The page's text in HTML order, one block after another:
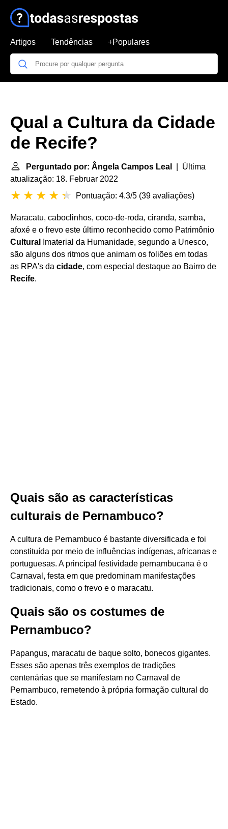
Artigos Tendências +Populares
Qual a Cultura da Cidade
de Recife?
Perguntado por: Ângela Campos Leal
| Última
atualização: 18. Februar 2022
Pontuação: 4.3/5 (39 avaliações)
Maracatu, caboclinhos, coco-de-roda, ciranda, samba,
afoxé e o frevo este último reconhecido como Patrimônio
Cultural
Imaterial da Humanidade, segundo a Unesco,
são alguns dos ritmos que animam os foliões em todas
as RPA's da cidade, com especial destaque ao Bairro de
Recife.
Quais são as características
culturais de Pernambuco?
A cultura de Pernambuco é bastante diversificada e foi
constituída por meio de influências indígenas, africanas e
portuguesas. A principal festividade pernambucana é o
Carnaval, festa em que predominam manifestações
tradicionais, como o frevo e o maracatu.
Quais são os costumes de
Pernambuco?
Papangus, maracatu de baque solto, bonecos gigantes.
Esses são apenas três exemplos de tradições
centenárias que se manifestam no Carnaval de
Pernambuco, remetendo à própria formação cultural do
Estado.